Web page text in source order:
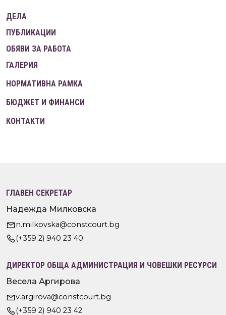
ДЕЛА
ПУБЛИКАЦИИ
ОБЯВИ ЗА РАБОТА
ГАЛЕРИЯ
НОРМАТИВНА РАМКА
БЮДЖЕТ И ФИНАНСИ
КОНТАКТИ
ГЛАВЕН СЕКРЕТАР
Надежда Милковска
n.milkovska@constcourt.bg
(+359 2) 940 23 40
ДИРЕКТОР ОБЩА АДМИНИСТРАЦИЯ И ЧОВЕШКИ РЕСУРСИ
Весела Аргирова
v.argirova@constcourt.bg
(+359 2) 940 23 42